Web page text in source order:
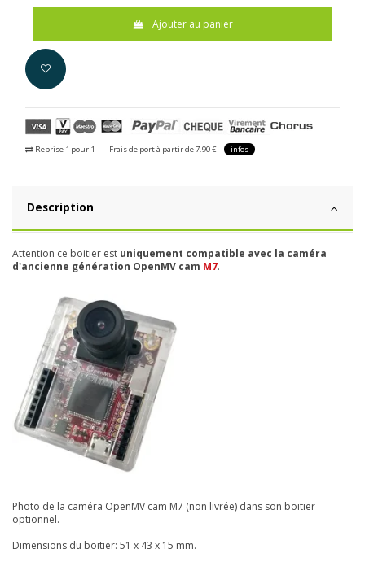
Ajouter au panier
Reprise 1 pour 1 Frais de port à partir de 7.90 € infos
Description
Attention ce boitier est uniquement compatible avec la caméra
d'ancienne génération OpenMV cam M7.
Photo de la caméra OpenMV cam M7 (non livrée) dans son boitier
optionnel.
Dimensions du boitier: 51 x 43 x 15 mm.